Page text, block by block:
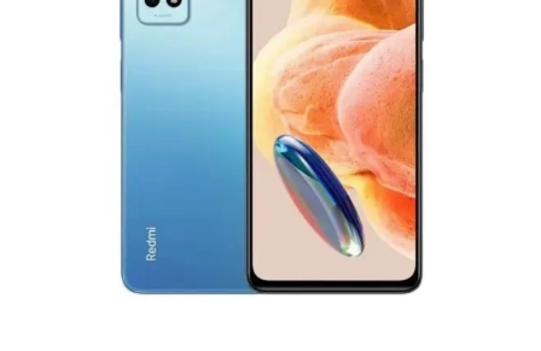
% картой любого банка
Получайте товар
выбранный способом
% будут
списываться
с вашей карты
%каждые 2 недели